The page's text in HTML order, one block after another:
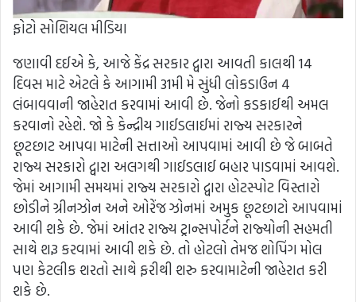
ફોટો સોશિયલ મીડિયા
જણાવી દઈએ કે, આજે કેંદ્ર સરકાર દ્વારા આવતી કાલથી 14
દિવસ માટે એટલે કે આગામી 31મી મે સુંધી લોકડાઉન 4
લંબાવવાની જાહેરાત કરવામાં આવી છે. જેનો કડકાઈથી અમલ
કરવાનો રહેશે. જો કે કેન્દ્રીય ગાઈડલાઈમાં રાજ્ય સરકારને
છૂટછાટ આપવા માટેની સત્તાઓ આપવામાં આવી છે જે બાબતે
રાજ્ય સરકારો દ્વારા અલગથી ગાઈડલાઈ બહાર પાડવામાં આવશે.
જેમાં આગામી સમયમાં રાજ્ય સરકારો દ્વારા હોટસ્પોટ વિસ્તારો
છોડીને ગ્રીનઝોન અને ઓરેંજ ઝોનમાં અમુક છૂટછાટો આપવામાં
આવી શકે છે. જેમાં આંતર રાજ્ય ટ્રાન્સપોર્ટને રાજ્યોની સહમતી
સાથે શરૂ કરવામાં આવી શકે છે. તો હોટલો તેમજ શોપિંગ મોલ
પણ કેટલીક શરતો સાથે ફરીથી શરુ કરવામાટેની જાહેરાત કરી
શકે છે.